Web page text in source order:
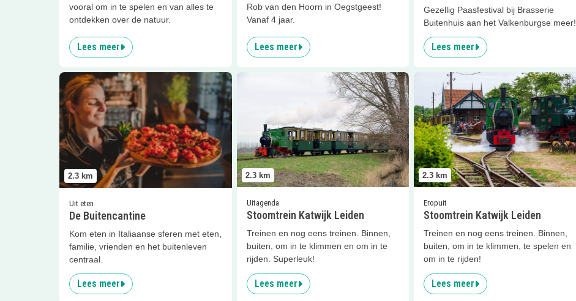
vooral om in te spelen en van alles te
ontdekken over de natuur.
Lees meer
Rob van den Hoorn in Oegstgeest!
Vanaf 4 jaar.
Lees meer
Gezellig Paasfestival bij Brasserie
Buitenhuis aan het Valkenburgse meer!
Lees meer
2.3 km
Uit eten
De Buitencantine
Kom eten in Italiaanse sferen met eten,
familie, vrienden en het buitenleven
centraal.
Lees meer
Lees meer De Buitencantine
2.3 km
Uitagenda
Stoomtrein Katwijk Leiden
Treinen en nog eens treinen. Binnen,
buiten, om in te klimmen en om in te
rijden. Superleuk!
Lees meer
Stoomtrein Katwijk Leiden
2.3 km
Eropuit
Stoomtrein Katwijk Leiden
Treinen en nog eens treinen. Binnen,
buiten, om in te klimmen, te spelen en
om in te rijden!
Lees meer
Lees meer Stoomtrein Katwijk Leiden